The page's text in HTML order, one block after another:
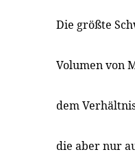
Die größte
Volumen von
dem
die aber nur